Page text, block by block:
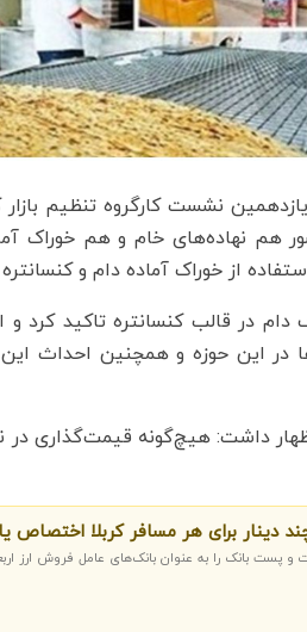
نشست کارگروه تنظیم بازار
هم نهاده‌های خام و هم خوراک
از خوراک آماده دام و کنسانتره
در قالب کنسانتره تاکید کرد و
در این حوزه و همچنین احداث این
داشت: هیچ‌گونه قیمت‌گذاری در
دینار برای هر مسافر کربلا اختصاص